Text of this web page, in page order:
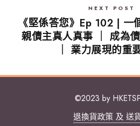
NEXT POST
《堅係答您》Ep 102 | 一
親債主真人真事 ｜ 成為
｜ 業力展現的重
©2023 by
退換貨政策 及 送